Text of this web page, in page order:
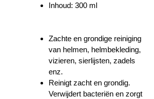
Inhoud: 300 ml
Zachte en grondige reiniging
van helmen, helmbekleding,
vizieren, sierlijsten, zadels
enz.
Reinigt zacht en grondig.
Verwijdert bacteriën en zorgt